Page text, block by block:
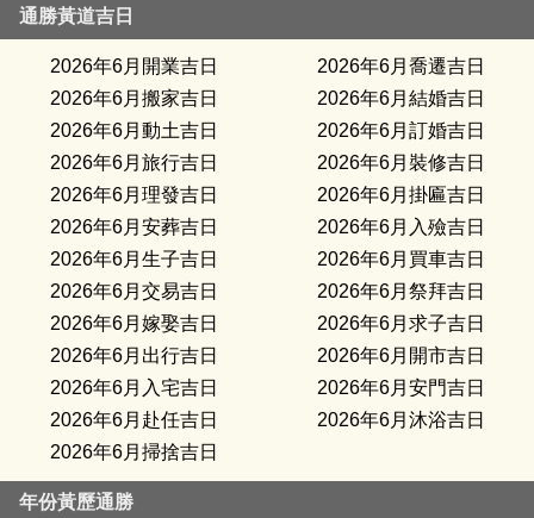
通勝黃道吉日
2026年6月開業吉日
2026年6月喬遷吉日
2026年6月搬家吉日
2026年6月結婚吉日
2026年6月動土吉日
2026年6月訂婚吉日
2026年6月旅行吉日
2026年6月裝修吉日
2026年6月理發吉日
2026年6月掛匾吉日
2026年6月安葬吉日
2026年6月入殮吉日
2026年6月生子吉日
2026年6月買車吉日
2026年6月交易吉日
2026年6月祭拜吉日
2026年6月嫁娶吉日
2026年6月求子吉日
2026年6月出行吉日
2026年6月開市吉日
2026年6月入宅吉日
2026年6月安門吉日
2026年6月赴任吉日
2026年6月沐浴吉日
2026年6月掃捨吉日
年份黃歷通勝